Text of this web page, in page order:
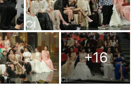
+16